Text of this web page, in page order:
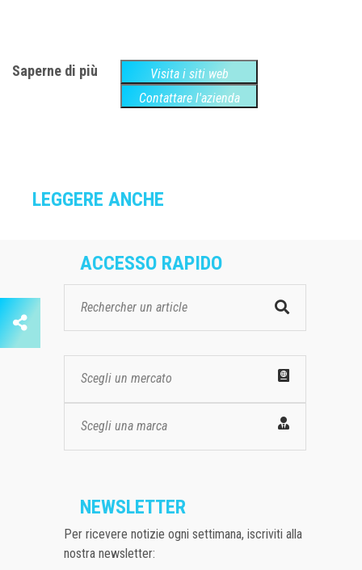
Saperne di più
Visita i siti web
Contattare l'azienda
LEGGERE ANCHE
ACCESSO RAPIDO
Scegli un mercato
Scegli una marca
NEWSLETTER
Per ricevere notizie ogni settimana, iscriviti alla
nostra newsletter: